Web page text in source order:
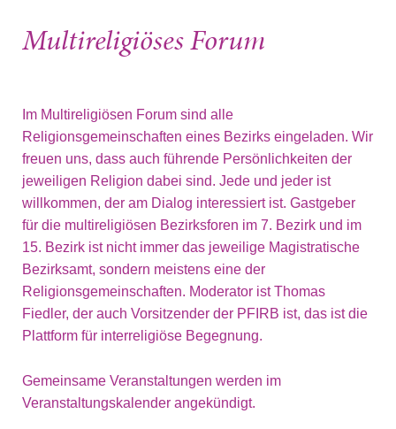
Multireligiöses Forum
Im Multireligiösen Forum sind alle
Religionsgemeinschaften eines Bezirks eingeladen. Wir
freuen uns, dass auch führende Persönlichkeiten der
jeweiligen Religion dabei sind. Jede und jeder ist
willkommen, der am Dialog interessiert ist. Gastgeber
für die multireligiösen Bezirksforen im 7. Bezirk und im
15. Bezirk ist nicht immer das jeweilige Magistratische
Bezirksamt, sondern meistens eine der
Religionsgemeinschaften. Moderator ist Thomas
Fiedler, der auch Vorsitzender der PFIRB ist, das ist die
Plattform für interreligiöse Begegnung.
Gemeinsame Veranstaltungen werden im
Veranstaltungskalender angekündigt.